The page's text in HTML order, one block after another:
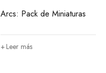
Arcs: Pack de Miniaturas
Leer más